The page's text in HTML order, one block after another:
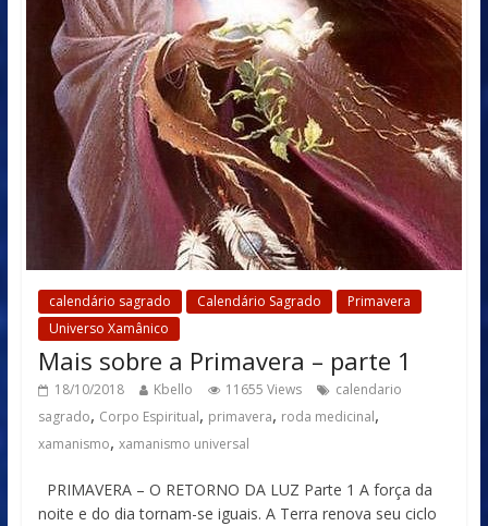
calendário sagrado Calendário Sagrado
Primavera
Universo Xamânico
Mais sobre a Primavera – parte 1
18/10/2018 Kbello 11655 Views
calendario
sagrado, Corpo Espiritual, primavera, roda medicinal,
xamanismo, xamanismo universal
PRIMAVERA – O RETORNO DA LUZ Parte 1 A força da
noite e do dia tornam-se iguais. A Terra renova seu ciclo